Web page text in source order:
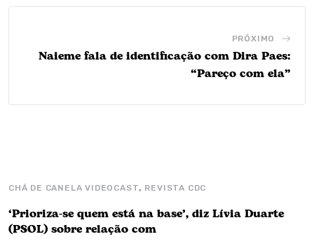
PRÓXIMO
Naieme fala de identificação com Dira Paes:
“Pareço com ela”
CHÁ DE CANELA VIDEOCAST, REVISTA CDC
‘Prioriza-se quem está na base’, diz Lívia Duarte
(PSOL) sobre relação com